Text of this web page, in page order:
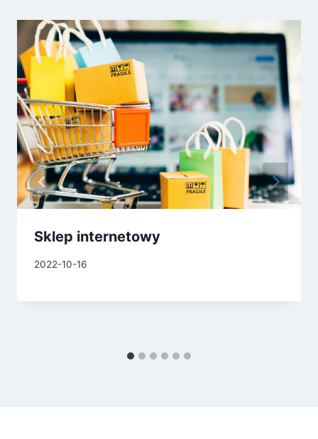
Sklep internetowy
2022-10-16